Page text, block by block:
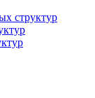
структур